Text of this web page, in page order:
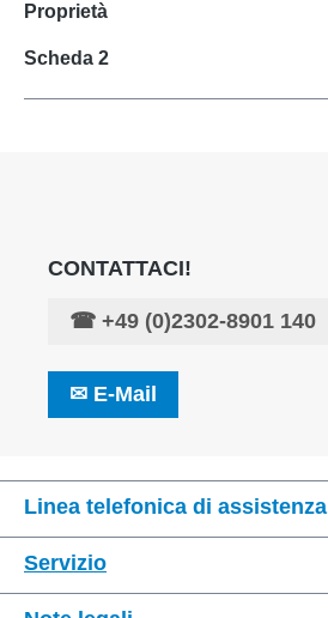
Proprietà
Scheda 2
CONTATTACI!
☎ +49 (0)2302-8901 140
✉ E-Mail
Linea telefonica di assistenza
Servizio